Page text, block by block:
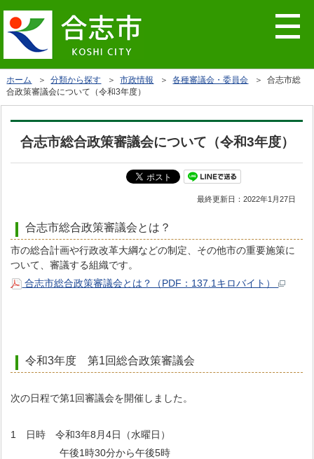
ホーム ＞分類から探す ＞市政情報 ＞各種審議会・委員会 ＞ 合志市総
合政策審議会について（令和3年度）
合志市総合政策審議会について（令和3年度）
最終更新日：2022年1月27日
合志市総合政策審議会とは？
市の総合計画や行政改革大綱などの制定、その他市の重要施策に
ついて、審議する組織です。
合志市総合政策審議会とは？（PDF：137.1キロバイト）
令和3年度 第1回総合政策審議会
次の日程で第1回審議会を開催しました。
1 日時 令和3年8月4日（水曜日）
午後1時30分から午後5時